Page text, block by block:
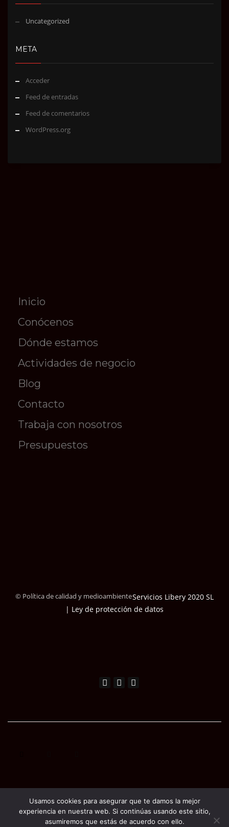
Uncategorized
META
Acceder
Feed de entradas
Feed de comentarios
WordPress.org
Inicio
Conócenos
Dónde estamos
Actividades de negocio
Blog
Contacto
Trabaja con nosotros
Presupuestos
© Política de calidad y medioambienteServicios Libery 2020 SL
| Ley de protección de datos
Usamos cookies para asegurar que te damos la mejor
experiencia en nuestra web. Si continúas usando este sitio,
asumiremos que estás de acuerdo con ello.